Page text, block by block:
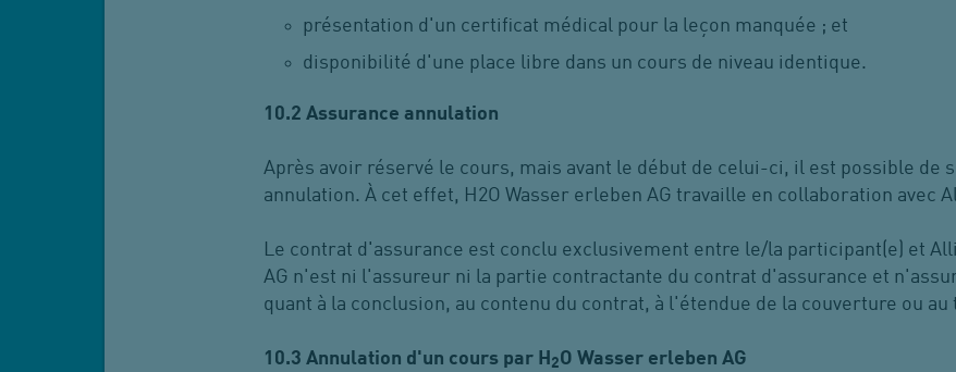
présentation d'un certificat médical pour la leçon manquée ; et
disponibilité d'une place libre dans un cours de niveau identique.
10.2Assurance annulation
Après avoir réservé le cours, mais avant le début de celui-ci, il est possible de
annulation. À cet effet, H2O Wasser erleben AG travaille en collaboration avec
Le contrat d'assurance est conclu exclusivement entre le/la participant(e) et
AG n'est ni l'assureur ni la partie contractante du contrat d'assurance et
quant à la conclusion, au contenu du contrat, à l'étendue de la couverture ou
10.3 Annulation d'un cours par H 2O Wasser erleben AG